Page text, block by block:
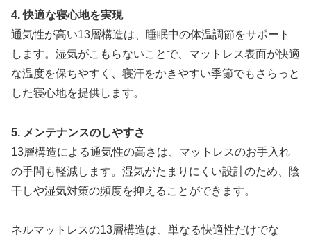
4. 快適な寝心地を実現
通気性が高い13層構造は、睡眠中の体温調節をサポート
します。湿気がこもらないことで、マットレス表面が快適
な温度を保ちやすく、寝汗をかきやすい季節でもさらっと
した寝心地を提供します。
5. メンテナンスのしやすさ
13層構造による通気性の高さは、マットレスのお手入れ
の手間も軽減します。湿気がたまりにくい設計のため、陰
干しや湿気対策の頻度を抑えることができます。
ネルマットレスの13層構造は、単なる快適性だけでな